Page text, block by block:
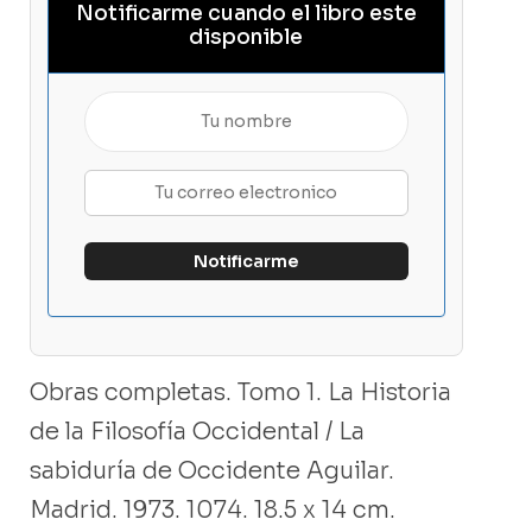
Notificarme cuando el libro este
disponible
Obras completas. Tomo 1. La Historia
de la Filosofía Occidental / La
sabiduría de Occidente Aguilar.
Madrid. 1973. 1074. 18.5 x 14 cm.